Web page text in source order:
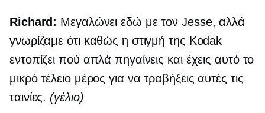
Richard: Μεγαλώνει εδώ με τον Jesse, αλλά
γνωρίζαμε ότι καθώς η στιγμή της Kodak
εντοπίζει πού απλά πηγαίνεις και έχεις αυτό το
μικρό τέλειο μέρος για να τραβήξεις αυτές τις
ταινίες. (γέλιο)